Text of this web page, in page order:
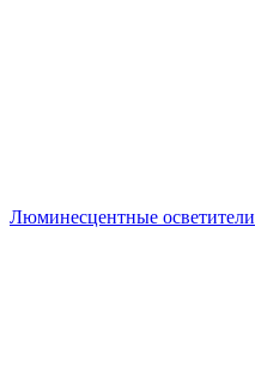
Люминесцентные осветители